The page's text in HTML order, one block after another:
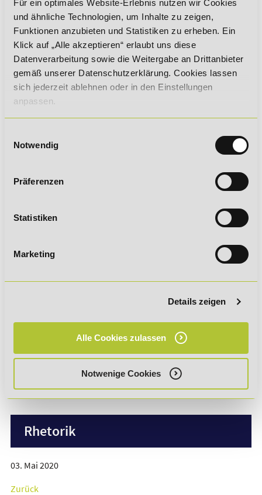
Für ein optimales Website-Erlebnis nutzen wir Cookies
und ähnliche Technologien, um Inhalte zu zeigen,
Funktionen anzubieten und Statistiken zu erheben. Ein
Klick auf „Alle akzeptieren“ erlaubt uns diese
Datenverarbeitung sowie die Weitergabe an Drittanbieter
gemäß unserer Datenschutzerklärung. Cookies lassen
sich jederzeit ablehnen oder in den Einstellungen
anpassen.
Notwendig
Präferenzen
Statistiken
Marketing
Details zeigen
Alle Cookies zulassen
Notwenige Cookies
dem temporären Arbeitsplatz keinen Platz haben.
AUTOR DES MAGAZINBEITRAGES
Dr. Sabine Theadora Ruh
Wirtschaftsjournalistin
SIE MÖCHTEN SICH WEITERBILDEN?
DANN EMPFEHLEN WIR IHNEN DIESE
Marketing
Integrationsberater
Psychologie
Rhetorik
03. Mai 2020
Zurück